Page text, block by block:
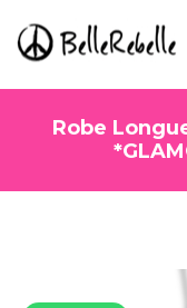
Robe